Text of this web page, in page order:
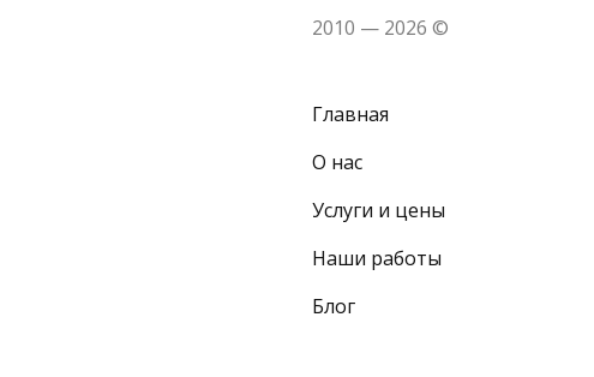
2010 — 2026 ©
Главная
О нас
Услуги и цены
Наши работы
Блог